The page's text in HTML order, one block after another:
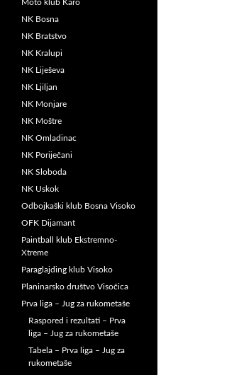
Moto klub Karo
NK Bosna
NK Bratstvo
NK Kralupi
NK Liješeva
NK Ljiljan
NK Monjare
NK Moštre
NK Omladinac
NK Poriječani
NK Sloboda
NK Uskok
Odbojkaški klub Bosna Visoko
OFK Dijamant
Paintball klub Ekstremno-
Xtreme
Paraglajding klub Visoko
Planinarsko društvo Visočica
Prva liga – Jug za rukometaše
Raspored i rezultati – Prva
liga – Jug za rukometaše
Tabela – Prva liga – Jug za
rukometaše